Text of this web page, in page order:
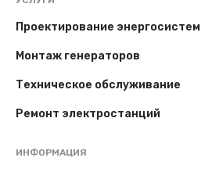
Проектирование энергосистем
Монтаж генераторов
Техническое обслуживание
Ремонт электростанций
ИНФОРМАЦИЯ